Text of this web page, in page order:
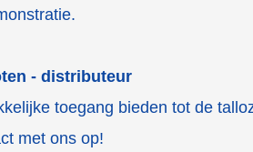
- distributeur
toegang bieden tot de
met ons op!